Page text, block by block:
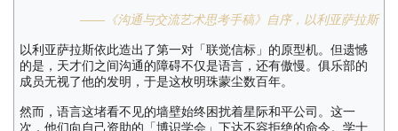
——《沟通与交流艺术思考手稿》自序，以利亚萨拉斯
以利亚萨拉斯依此造出了第一对「联觉信标」的原型机。但遗憾
的是，天才们之间沟通的障碍不仅是语言，还有傲慢。俱乐部的
成员无视了他的发明，于是这枚明珠蒙尘数百年。
然而，语言这堵看不见的墙壁始终困扰着星际和平公司。这一
次，他们向自己资助的「博识学会」下达不容拒绝的命令。学士